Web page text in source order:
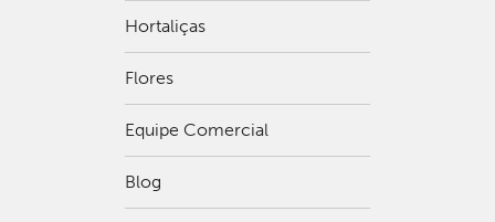
Hortaliças
Flores
Equipe Comercial
Blog